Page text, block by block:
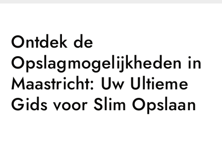
Ontdek de
Opslagmogelijkheden in
Maastricht: Uw Ultieme
Gids voor Slim Opslaan